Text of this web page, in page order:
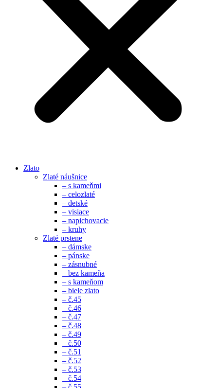
Zlato
Zlaté náušnice
– s kameňmi
– celozlaté
– detské
– visiace
– napichovacie
– kruhy
Zlaté prstene
– dámske
– pánske
– zásnubné
– bez kameňa
– s kameňom
– biele zlato
– č.45
– č.46
– č.47
– č.48
– č.49
– č.50
– č.51
– č.52
– č.53
– č.54